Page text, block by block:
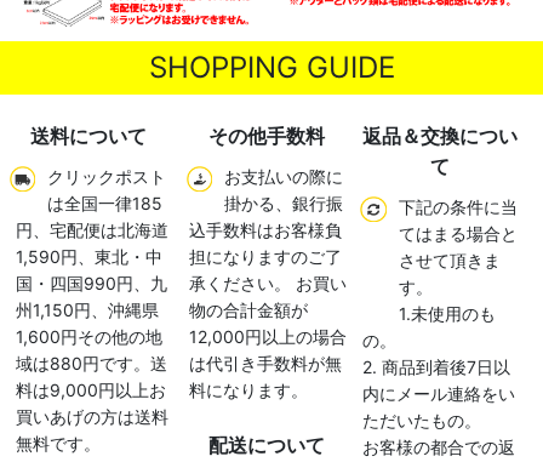
SHOPPING GUIDE
送料について
クリックポスト
は全国一律185
円、宅配便は北海道
1,590円、東北・中
国・四国990円、九
州1,150円、沖縄県
1,600円その他の地
域は880円です。送
料は9,000円以上お
買いあげの方は送料
無料です。
その他手数料
お支払いの際に
掛かる、銀行振
込手数料はお客様負
担になりますのご了
承ください。 お買い
物の合計金額が
12,000円以上の場合
は代引き手数料が無
料になります。
配送について
返品＆交換につい
て
下記の条件に当
てはまる場合と
させて頂きま
す。
1.未使用のも
の。
2. 商品到着後7日以
内にメール連絡をい
ただいたもの。
お客様の都合での返